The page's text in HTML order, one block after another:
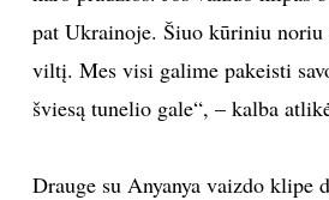
pat Ukrainoje. Šiuo kūriniu
viltį. Mes visi galime pakeisti
šviesą tunelio gale“, – kalba
Drauge su Anyanya vaizdo klipe